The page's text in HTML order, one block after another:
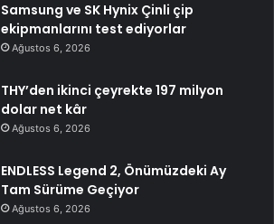
Samsung ve SK Hynix Çinli çip
ekipmanlarını test ediyorlar
Ağustos 6, 2026
THY’den ikinci çeyrekte 197 milyon
dolar net kâr
Ağustos 6, 2026
ENDLESS Legend 2, Önümüzdeki Ay
Tam Sürüme Geçiyor
Ağustos 6, 2026